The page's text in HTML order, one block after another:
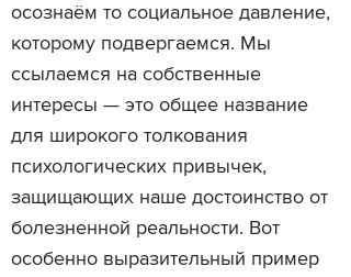
осознаём то социальное давление,
которому подвергаемся. Мы
ссылаемся на собственные
интересы — это общее название
для широкого толкования
психологических привычек,
защищающих наше достоинство от
болезненной реальности. Вот
особенно выразительный пример